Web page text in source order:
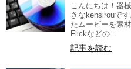
こんにちは！器
きなkensirouで
たムービーを素
Flickなどの...
記事を読む